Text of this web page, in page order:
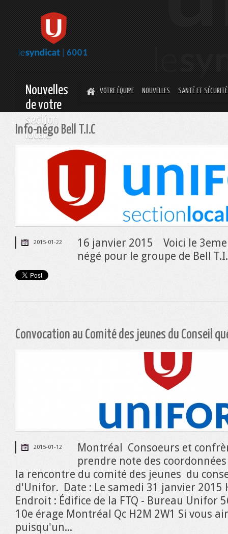
VOTRE ÉQUIPE NOUVELLES SANTÉ ET SÉCURITÉ
Nouvelles
de votre
section
locale
Info-négo Bell T.I.C
2015-01-22
16 janvier 2015 Voici le
négé pour le groupe de Bell
Convocation au Comité des jeunes du Conseil
2015-01-12
Montréal Consoeurs et
prendre note des
la rencontre du comité des jeunes du
d'Unifor. Date : Le samedi 31 janvier 2015
Endroit : Édifice de la FTQ - Bureau Unifor
10e érage Montréal Qc H2M 2W1 Si vous
puisqu'un...